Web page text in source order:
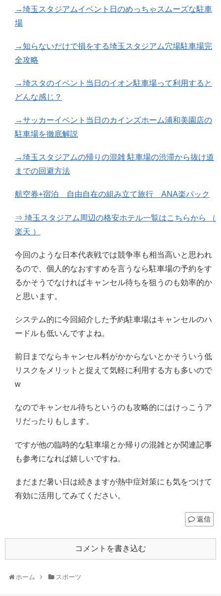
→埼玉スタジアムイベント日のめっちゃスムーズな駐車
場
→知らないだけで損をする埼玉スタジアム穴場駐車場完
全攻略
→埼スタのイベント当日のイオン駐車場って利用すると
どんな感じ？
→サッカーイベント当日のカインズホーム浦和美園店の
駐車場を徹底解説
→埼玉スタジアムの帰りの混雑 駐車場の渋滞から抜け道
までの回避方法
航空券+宿泊 自由自在の組み立て旅行 ANA楽パック
⇒ 埼玉スタジアム周辺の格安ホテル一覧はこちらから （
楽天 ）
今回のような日本代表戦では競争率も相当高いと思われ
るので、個人的なおすすめを言うなら駐車場の予約をす
るかそうでなければキャンセル待ちを狙うのも効率的か
と思います。
システム的に今回紹介した予約駐車場はキャンセルのハ
ードルも低いんですよね。
前日までならキャンセル料がかからないとかそういう低
リスクをメリットと捉えて気軽に利用する方も多いので
w
なのでキャンセル待ちというのも攻略的にはけっこうア
リだったりもします。
ですが他の臨時的な駐車場とか帰りの混雑とか関連記事
も参考になれば嬉しいですね。
まだまだ暑い日は続きますが熱中症対策にも気をつけて
有効に活用してみてください。
返信
コメントを書き込む
ホーム スポーツ